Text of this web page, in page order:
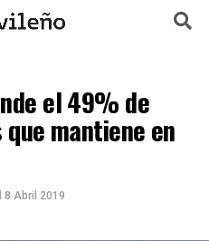
el 49% de
mantiene en
8 Abril 2019